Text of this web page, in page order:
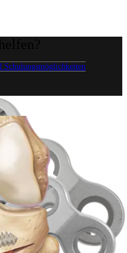
Schulungsmöglichkeiten
Hand und Handgelenk
Cardiothoracic